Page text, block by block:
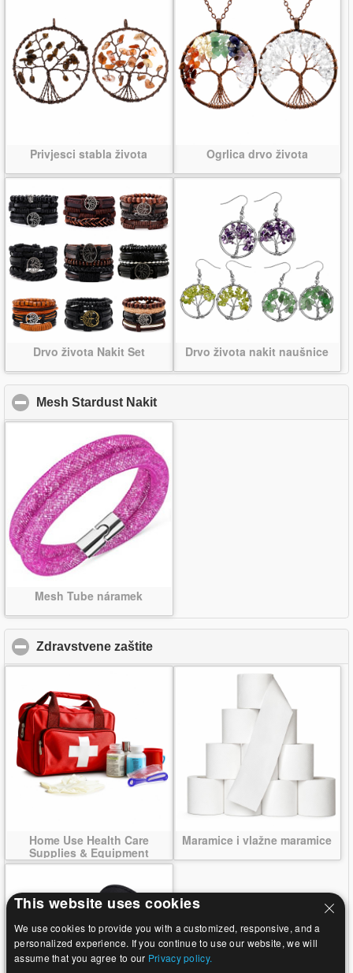
Privjesci stabla života Ogrlica drvo života
Drvo života Nakit Set Drvo života nakit naušnice
Mesh Stardust Nakit
Mesh Tube náramek
Zdravstvene zaštite
Home Use Health Care
Supplies & Equipment
Maramice i vlažne maramice
This website uses cookies
We use cookies to provide you with a customized, responsive, and a
personalized experience. If you continue to use our website, we will
assume that you agree to our Privacy policy.